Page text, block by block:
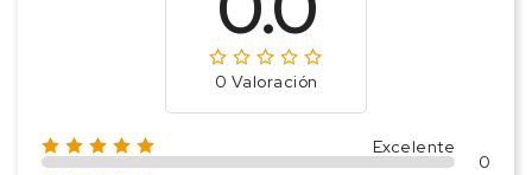
0 Valoración
Excelente
0